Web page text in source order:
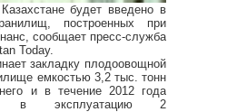
будет введено в
построенных при
сообщает пресс-служба
Today.
закладку плодоовощной
емкостью 3,2 тыс. тонн
и в течение 2012 года
в эксплуатацию 2